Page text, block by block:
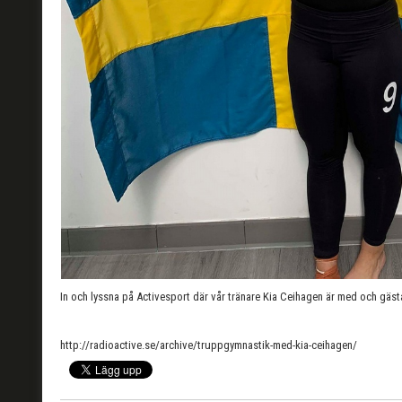
In och lyssna på Activesport där vår tränare Kia Ceihagen är med och
http://radioactive.se/archive/truppgymnastik-med-kia-ceihagen/